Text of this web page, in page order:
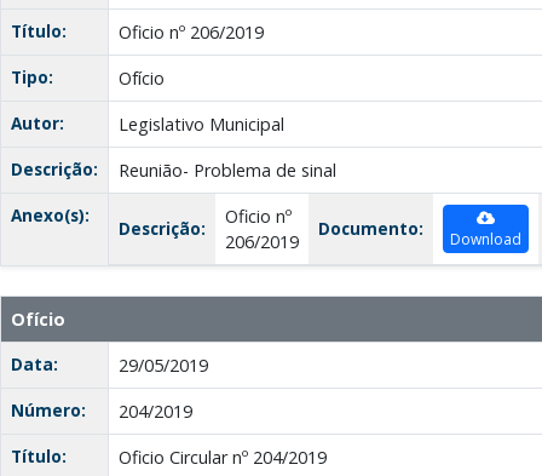
Título:
Oficio nº 206/2019
Tipo:
Ofício
Autor:
Legislativo Municipal
Descrição:
Reunião- Problema de sinal
Anexo(s):
Descrição:
Oficio nº
206/2019
Documento: Download
Ofício
Data:
29/05/2019
Número:
204/2019
Título:
Oficio Circular nº 204/2019